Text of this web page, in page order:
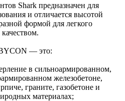
Shark предназначен для
и отличается высотой
формой для легкого
— это:
в сильноармированном,
железобетоне,
граните, газобетоне и
материалах;